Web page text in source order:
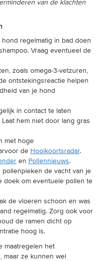
van de klachten
regelmatig in bad doen
Vraag eventueel de
zoals omega-3-vetzuren,
ontstekingsreactie helpen
van je hond
in contact te laten
hem niet door lang gras
met hoge
de Hooikoortsradar.
en Pollennieuws.
pollenpieken de vacht van je
doek om eventuele pollen te
de vloeren schoon en was
regelmatig. Zorg ook voor
de ramen dicht op
hoog is.
maatregelen het
maar ze kunnen wel